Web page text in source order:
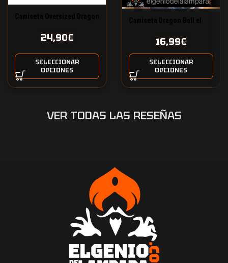
24,90€
SELECCIONAR
OPCIONES
16,99€
SELECCIONAR
OPCIONES
VER TODAS LAS RESEÑAS